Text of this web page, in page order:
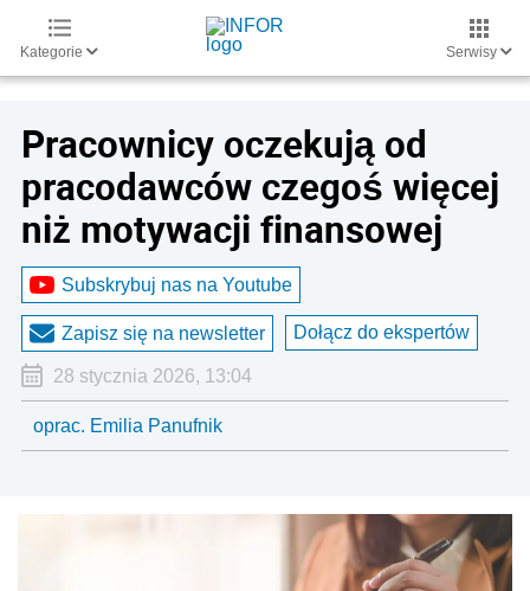
Kategorie Serwisy
Pracownicy oczekują od
pracodawców czegoś więcej
niż motywacji finansowej
Subskrybuj nas na Youtube
Zapisz się na newsletter Dołącz do ekspertów
28 stycznia 2026, 13:04
oprac. Emilia Panufnik